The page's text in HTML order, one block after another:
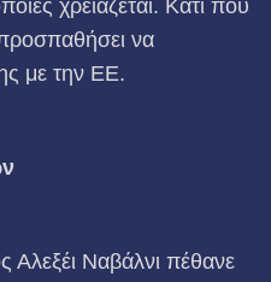
χρειάζεται. Κάτι που
να
με την ΕΕ.
Αλεξέι Ναβάλνι πέθανε